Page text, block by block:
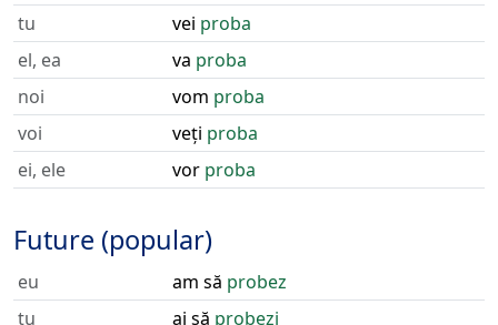
tu
vei proba
el, ea
va proba
noi
vom proba
voi
veți proba
ei, ele
vor proba
Future (popular)
eu am să probez
tu
ai să probezi